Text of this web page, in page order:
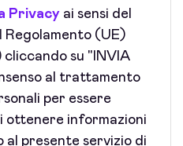
Privacyai sensi del
Regolamento (UE)
su "INVIA
al trattamento
per essere
ottenere informazioni
al presente servizio di